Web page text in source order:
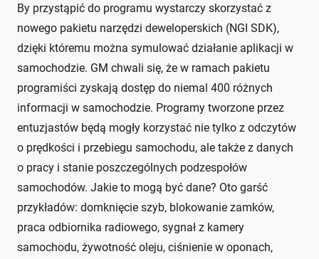
By przystąpić do programu wystarczy skorzystać z
nowego pakietu narzędzi deweloperskich (NGI SDK),
dzięki któremu można symulować działanie aplikacji w
samochodzie. GM chwali się, że w ramach pakietu
programiści zyskają dostęp do niemal 400 różnych
informacji w samochodzie. Programy tworzone przez
entuzjastów będą mogły korzystać nie tylko z odczytów
o prędkości i przebiegu samochodu, ale także z danych
o pracy i stanie poszczególnych podzespołów
samochodów. Jakie to mogą być dane? Oto garść
przykładów: domknięcie szyb, blokowanie zamków,
praca odbiornika radiowego, sygnał z kamery
samochodu, żywotność oleju, ciśnienie w oponach,